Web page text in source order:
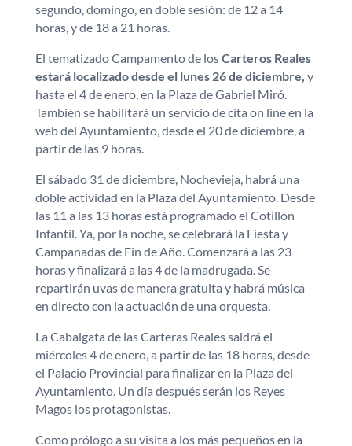
segundo, domingo, en doble sesión: de 12 a 14
horas, y de 18 a 21 horas.
El tematizado Campamento de losCarteros Reales
estará localizado desde el lunes 26 de diciembre, y
hasta el 4 de enero, en la Plaza de Gabriel Miró.
También se habilitará un servicio de cita on line en la
web del Ayuntamiento, desde el 20 de diciembre, a
partir de las 9 horas.
El sábado 31 de diciembre, Nochevieja, habrá una
doble actividad en la Plaza del Ayuntamiento. Desde
las 11 a las 13 horas está programado el Cotillón
Infantil. Ya, por la noche, se celebrará la Fiesta y
Campanadas de Fin de Año. Comenzará a las 23
horas y finalizará a las 4 de la madrugada. Se
repartirán uvas de manera gratuita y habrá música
en directo con la actuación de una orquesta.
La Cabalgata de las Carteras Reales saldrá el
miércoles 4 de enero, a partir de las 18 horas, desde
el Palacio Provincial para finalizar en la Plaza del
Ayuntamiento. Un día después serán los Reyes
Magos los protagonistas.
Como prólogo a su visita a los más pequeños en la